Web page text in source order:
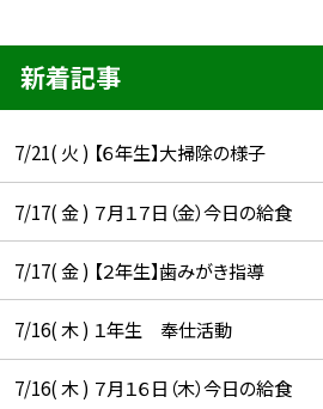
新着記事
7/21( 火 ) 【６年生】大掃除の様子
7/17( 金 ) ７月１７日（金）今日の給食
7/17( 金 ) 【２年生】歯みがき指導
7/16( 木 ) １年生 奉仕活動
7/16( 木 ) ７月１６日（木）今日の給食